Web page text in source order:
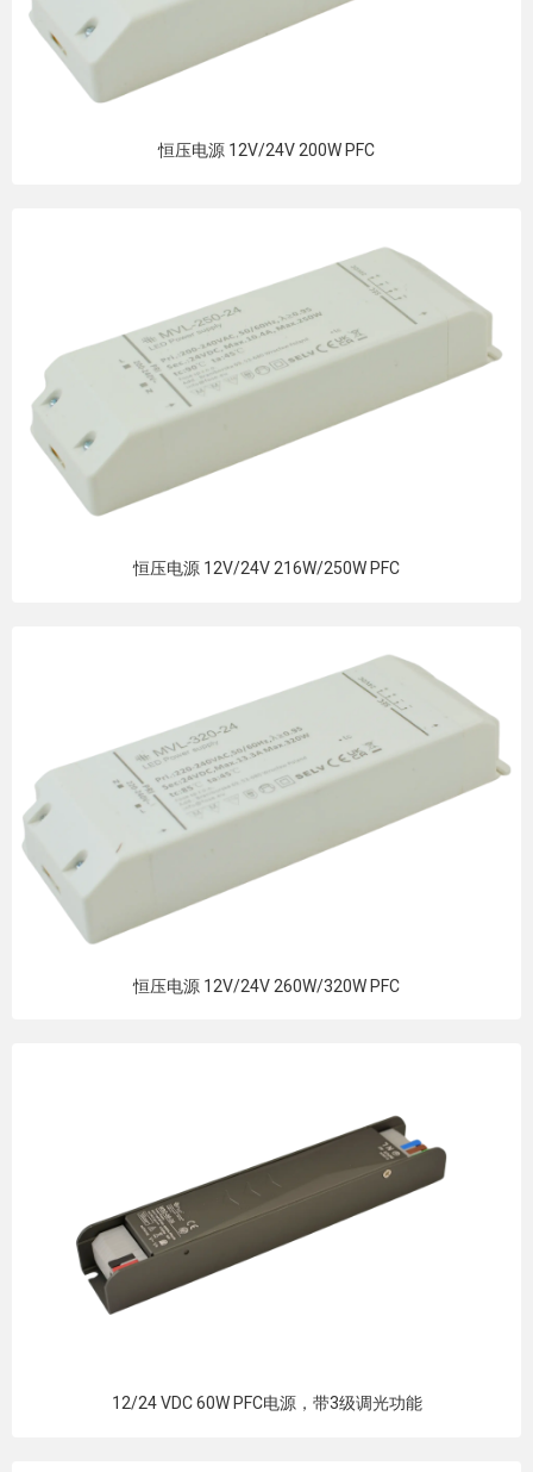
恒压电源 12V/24V 200W PFC
恒压电源 12V/24V 216W/250W PFC
恒压电源 12V/24V 260W/320W PFC
12/24 VDC 60W PFC电源，带3级调光功能